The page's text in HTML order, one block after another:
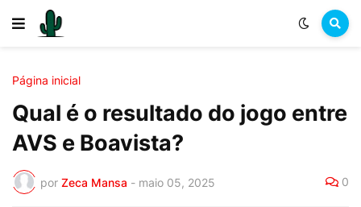
Página inicial
Qual é o resultado do jogo entre
AVS e Boavista?
por Zeca Mansa - maio 05, 2025 0